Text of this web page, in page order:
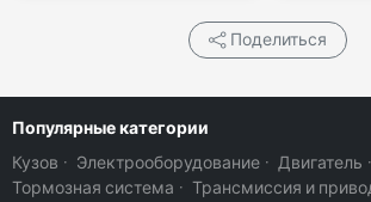
Поделиться
Популярные категории
Кузов · Электрооборудование · Двигатель ·
Тормозная система · Трансмиссия и